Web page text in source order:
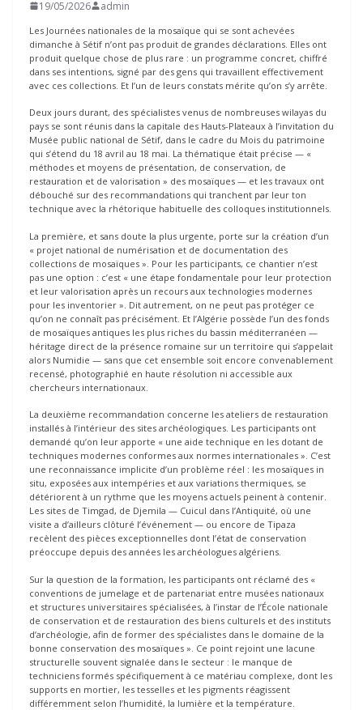
19/05/2026 admin
Les Journées nationales de la mosaïque qui se sont achevées
dimanche à Sétif n’ont pas produit de grandes déclarations. Elles ont
produit quelque chose de plus rare : un programme concret, chiffré
dans ses intentions, signé par des gens qui travaillent effectivement
avec ces collections. Et l’un de leurs constats mérite qu’on s’y arrête.
Deux jours durant, des spécialistes venus de nombreuses wilayas du
pays se sont réunis dans la capitale des Hauts-Plateaux à l’invitation du
Musée public national de Sétif, dans le cadre du Mois du patrimoine
qui s’étend du 18 avril au 18 mai. La thématique était précise — «
méthodes et moyens de présentation, de conservation, de
restauration et de valorisation » des mosaïques — et les travaux ont
débouché sur des recommandations qui tranchent par leur ton
technique avec la rhétorique habituelle des colloques institutionnels.
La première, et sans doute la plus urgente, porte sur la création d’un
« projet national de numérisation et de documentation des
collections de mosaïques ». Pour les participants, ce chantier n’est
pas une option : c’est « une étape fondamentale pour leur protection
et leur valorisation après un recours aux technologies modernes
pour les inventorier ». Dit autrement, on ne peut pas protéger ce
qu’on ne connaît pas précisément. Et l’Algérie possède l’un des fonds
de mosaïques antiques les plus riches du bassin méditerranéen —
héritage direct de la présence romaine sur un territoire qui s’appelait
alors Numidie — sans que cet ensemble soit encore convenablement
recensé, photographié en haute résolution ni accessible aux
chercheurs internationaux.
La deuxième recommandation concerne les ateliers de restauration
installés à l’intérieur des sites archéologiques. Les participants ont
demandé qu’on leur apporte « une aide technique en les dotant de
techniques modernes conformes aux normes internationales ». C’est
une reconnaissance implicite d’un problème réel : les mosaïques in
situ, exposées aux intempéries et aux variations thermiques, se
détériorent à un rythme que les moyens actuels peinent à contenir.
Les sites de Timgad, de Djemila — Cuicul dans l’Antiquité, où une
visite a d’ailleurs clôturé l’événement — ou encore de Tipaza
recèlent des pièces exceptionnelles dont l’état de conservation
préoccupe depuis des années les archéologues algériens.
Sur la question de la formation, les participants ont réclamé des «
conventions de jumelage et de partenariat entre musées nationaux
et structures universitaires spécialisées, à l’instar de l’École nationale
de conservation et de restauration des biens culturels et des instituts
d’archéologie, afin de former des spécialistes dans le domaine de la
bonne conservation des mosaïques ». Ce point rejoint une lacune
structurelle souvent signalée dans le secteur : le manque de
techniciens formés spécifiquement à ce matériau complexe, dont les
supports en mortier, les tesselles et les pigments réagissent
différemment selon l’humidité, la lumière et la température.